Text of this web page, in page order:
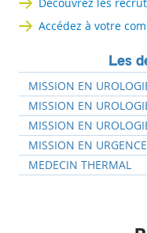
Accédez à votre
Les
MISSION EN
MISSION EN
MISSION EN
MISSION EN
MEDECIN THERMAL